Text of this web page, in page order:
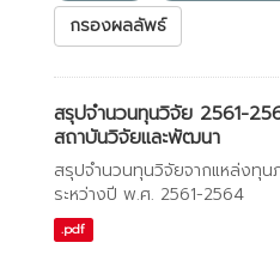
กรองผลลัพธ์
สรุปจำนวนทุนวิจัย 2561-
สถาบันวิจัยและพัฒนา
สรุปจำนวนทุนวิจัยจากแหล่งทุน
ระหว่างปี พ.ศ. 2561-2564
.pdf